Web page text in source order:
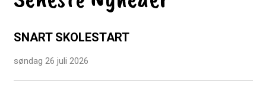
SNART SKOLESTART
søndag 26 juli 2026